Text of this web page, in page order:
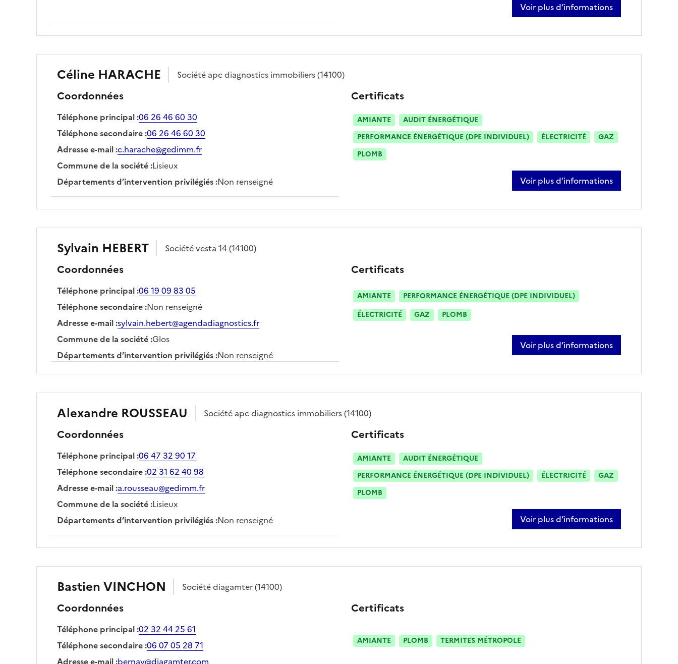
Voir plus d’informations
sur kévin debaudre
Céline HARACHE Société apc diagnostics immobiliers(14100)
Coordonnées
Téléphone principal:06 26 46 60 30
Téléphone secondaire:06 26 46 60 30
Adresse e-mail:c.harache@gedimm.fr
Commune de la société:Lisieux
Départements d’intervention privilégiés:Non renseigné
Certificats
AMIANTE
AUDIT ÉNERGÉTIQUE
PERFORMANCE ÉNERGÉTIQUE (DPE INDIVIDUEL)
ÉLECTRICITÉ
GAZ
PLOMB
Voir plus d’informations
sur céline harache
Sylvain HEBERT Sociétévesta 14 (14100)
Coordonnées
Téléphone principal:06 19 09 83 05
Téléphone secondaire:Non renseigné
Adresse e-mail:sylvain.hebert@agendadiagnostics.fr
Commune de la société:Glos
Départements d’intervention privilégiés:Non renseigné
Certificats
AMIANTE
PERFORMANCE ÉNERGÉTIQUE (DPE INDIVIDUEL)
ÉLECTRICITÉ
GAZ PLOMB
Voir plus d’informations
sur sylvain hebert
Alexandre ROUSSEAU Société apc diagnostics immobiliers(14100)
Coordonnées
Téléphone principal:06 47 32 90 17
Téléphone secondaire:02 31 62 40 98
Adresse e-mail:a.rousseau@gedimm.fr
Commune de la société:Lisieux
Départements d’intervention privilégiés:Non renseigné
Certificats
AMIANTE
AUDIT ÉNERGÉTIQUE
PERFORMANCE ÉNERGÉTIQUE (DPE INDIVIDUEL)
ÉLECTRICITÉ
GAZ
PLOMB
Voir plus d’informations
sur alexandre rousseau
BastienVINCHON Sociétédiagamter(14100)
Coordonnées
Téléphone principal:02 32 44 25 61
Téléphone secondaire:06 07 05 28 71
Adresse e-mail:bernay@diagamter.com
Certificats
AMIANTE PLOMB TERMITES MÉTROPOLE